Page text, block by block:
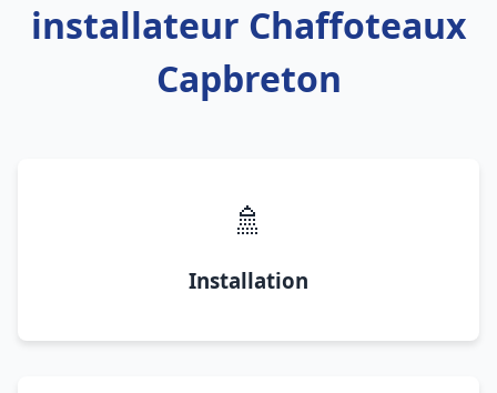
installateur Chaffoteaux
Capbreton
🚿
Installation